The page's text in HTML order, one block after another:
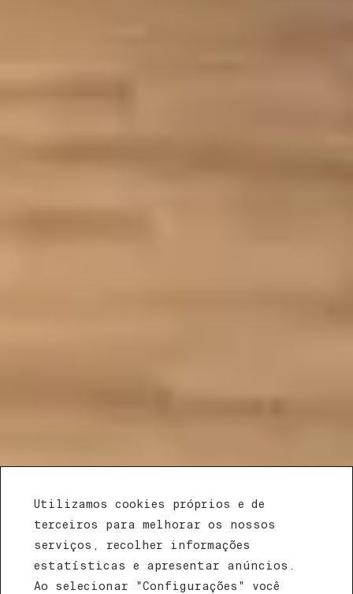
Utilizamos cookies próprios e de
terceiros para melhorar os nossos
serviços, recolher informações
estatísticas e apresentar anúncios.
Ao selecionar "Configurações" você